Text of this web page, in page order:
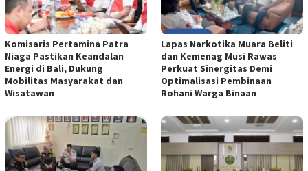
Komisaris Pertamina Patra
Niaga Pastikan Keandalan
Energi di Bali, Dukung
Mobilitas Masyarakat dan
Wisatawan
Lapas Narkotika Muara Beliti
dan Kemenag Musi Rawas
Perkuat Sinergitas Demi
Optimalisasi Pembinaan
Rohani Warga Binaan